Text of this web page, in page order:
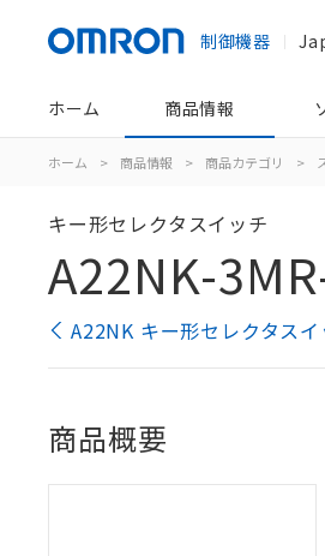
制御機器
ホーム 商品情報
ホーム > 商品情報 > 商品カテゴリ >
キー形セレクタスイッチ
A22NK-
A22NK キー形セレクタス
商品概要